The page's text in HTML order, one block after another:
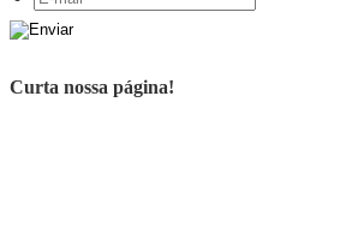
Curta nossa página!